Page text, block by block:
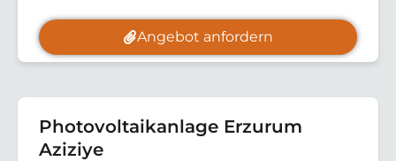
Angebot anfordern
Photovoltaikanlage Erzurum
Aziziye